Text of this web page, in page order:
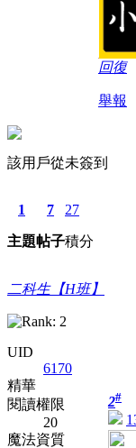
回復
舉報
該用戶從未簽到
1
主題
7
帖子
27
積分
二科生【H班】
UID
6170
精華
閱讀權限
20
魔法資質
2#